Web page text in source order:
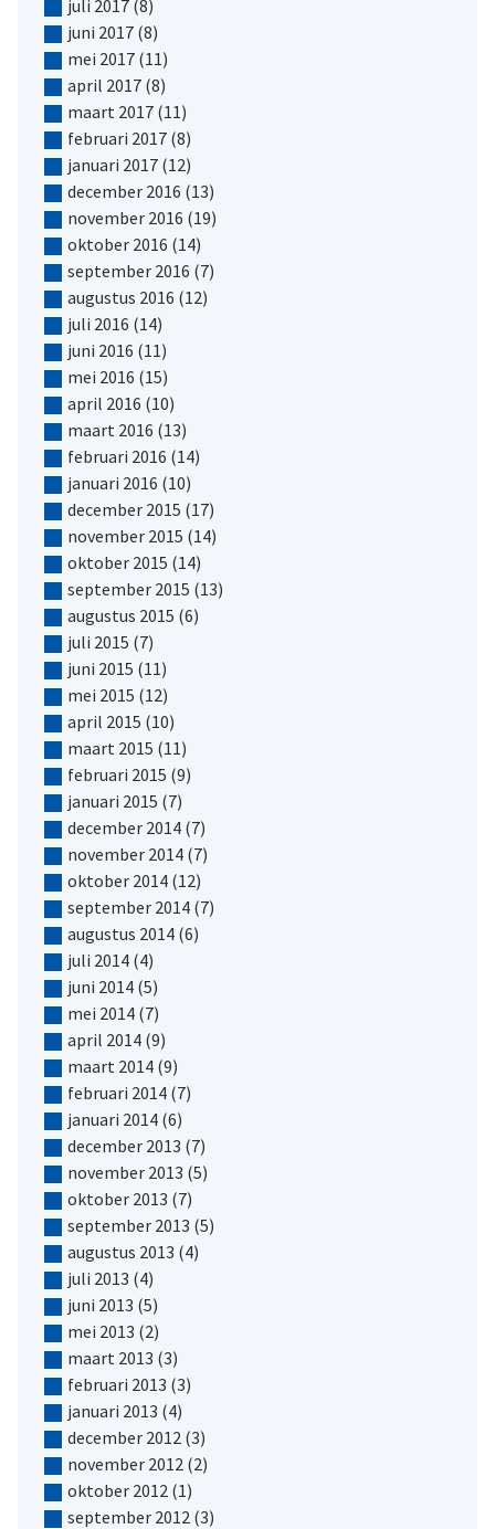
juli 2017(8)
juni 2017(8)
mei 2017(11)
april 2017(8)
maart 2017(11)
februari 2017(8)
januari 2017(12)
december 2016 (13)
november 2016 (19)
oktober 2016 (14)
september 2016 (7)
augustus 2016 (12)
juli 2016 (14)
juni 2016 (11)
mei 2016 (15)
april 2016 (10)
maart 2016 (13)
februari 2016 (14)
januari 2016 (10)
december 2015 (17)
november 2015 (14)
oktober 2015 (14)
september 2015 (13)
augustus 2015 (6)
juli 2015 (7)
juni 2015 (11)
mei 2015 (12)
april 2015 (10)
maart 2015 (11)
februari 2015 (9)
januari 2015 (7)
december 2014(7)
november 2014(7)
oktober 2014(12)
september 2014(7)
augustus 2014(6)
juli 2014(4)
juni 2014(5)
mei 2014(7)
april 2014(9)
maart 2014(9)
februari 2014(7)
januari 2014(6)
december 2013 (7)
november 2013 (5)
oktober 2013 (7)
september 2013 (5)
augustus 2013 (4)
juli 2013 (4)
juni 2013 (5)
mei 2013 (2)
maart 2013 (3)
februari 2013 (3)
januari 2013 (4)
december 2012 (3)
november 2012 (2)
oktober 2012 (1)
september 2012 (3)